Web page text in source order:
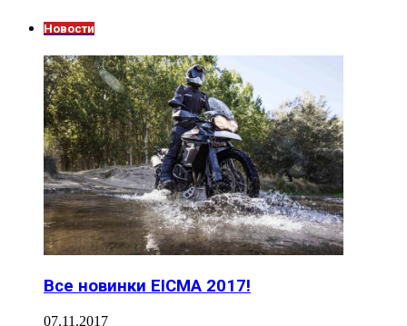
Новости
Все новинки EICMA 2017!
07.11.2017